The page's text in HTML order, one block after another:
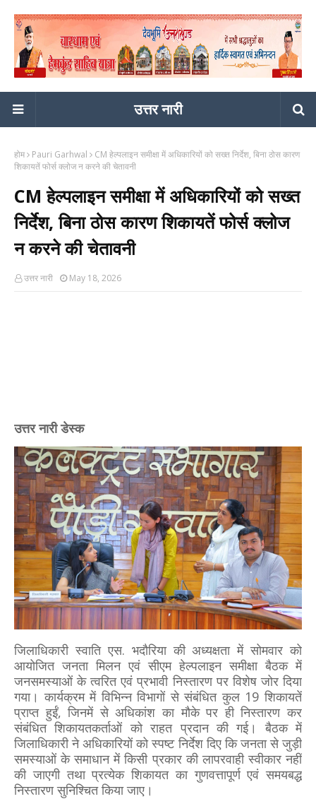
उत्तर नारी
होम Pauri Garhwal
CM हेल्पलाइन समीक्षा में अधिकारियों को सख्त निर्देश, बिना ठोस कारण
शिकायतें फोर्स क्लोज न करने की चेतावनी
CM हेल्पलाइन समीक्षा में अधिकारियों को सख्त
निर्देश, बिना ठोस कारण शिकायतें फोर्स क्लोज
न करने की चेतावनी
उत्तर नारी May 18, 2026
उत्तर नारी डेस्क
जिलाधिकारी स्वाति एस. भदौरिया की अध्यक्षता में सोमवार को
आयोजित जनता मिलन एवं सीएम हेल्पलाइन समीक्षा बैठक में
जनसमस्याओं के त्वरित एवं प्रभावी निस्तारण पर विशेष जोर दिया
गया। कार्यक्रम में विभिन्न विभागों से संबंधित कुल 19 शिकायतें
प्राप्त हुईं, जिनमें से अधिकांश का मौके पर ही निस्तारण कर
संबंधित शिकायतकर्ताओं को राहत प्रदान की गई। बैठक में
जिलाधिकारी ने अधिकारियों को स्पष्ट निर्देश दिए कि जनता से जुड़ी
समस्याओं के समाधान में किसी प्रकार की लापरवाही स्वीकार नहीं
की जाएगी तथा प्रत्येक शिकायत का गुणवत्तापूर्ण एवं समयबद्ध
निस्तारण सुनिश्चित किया जाए।